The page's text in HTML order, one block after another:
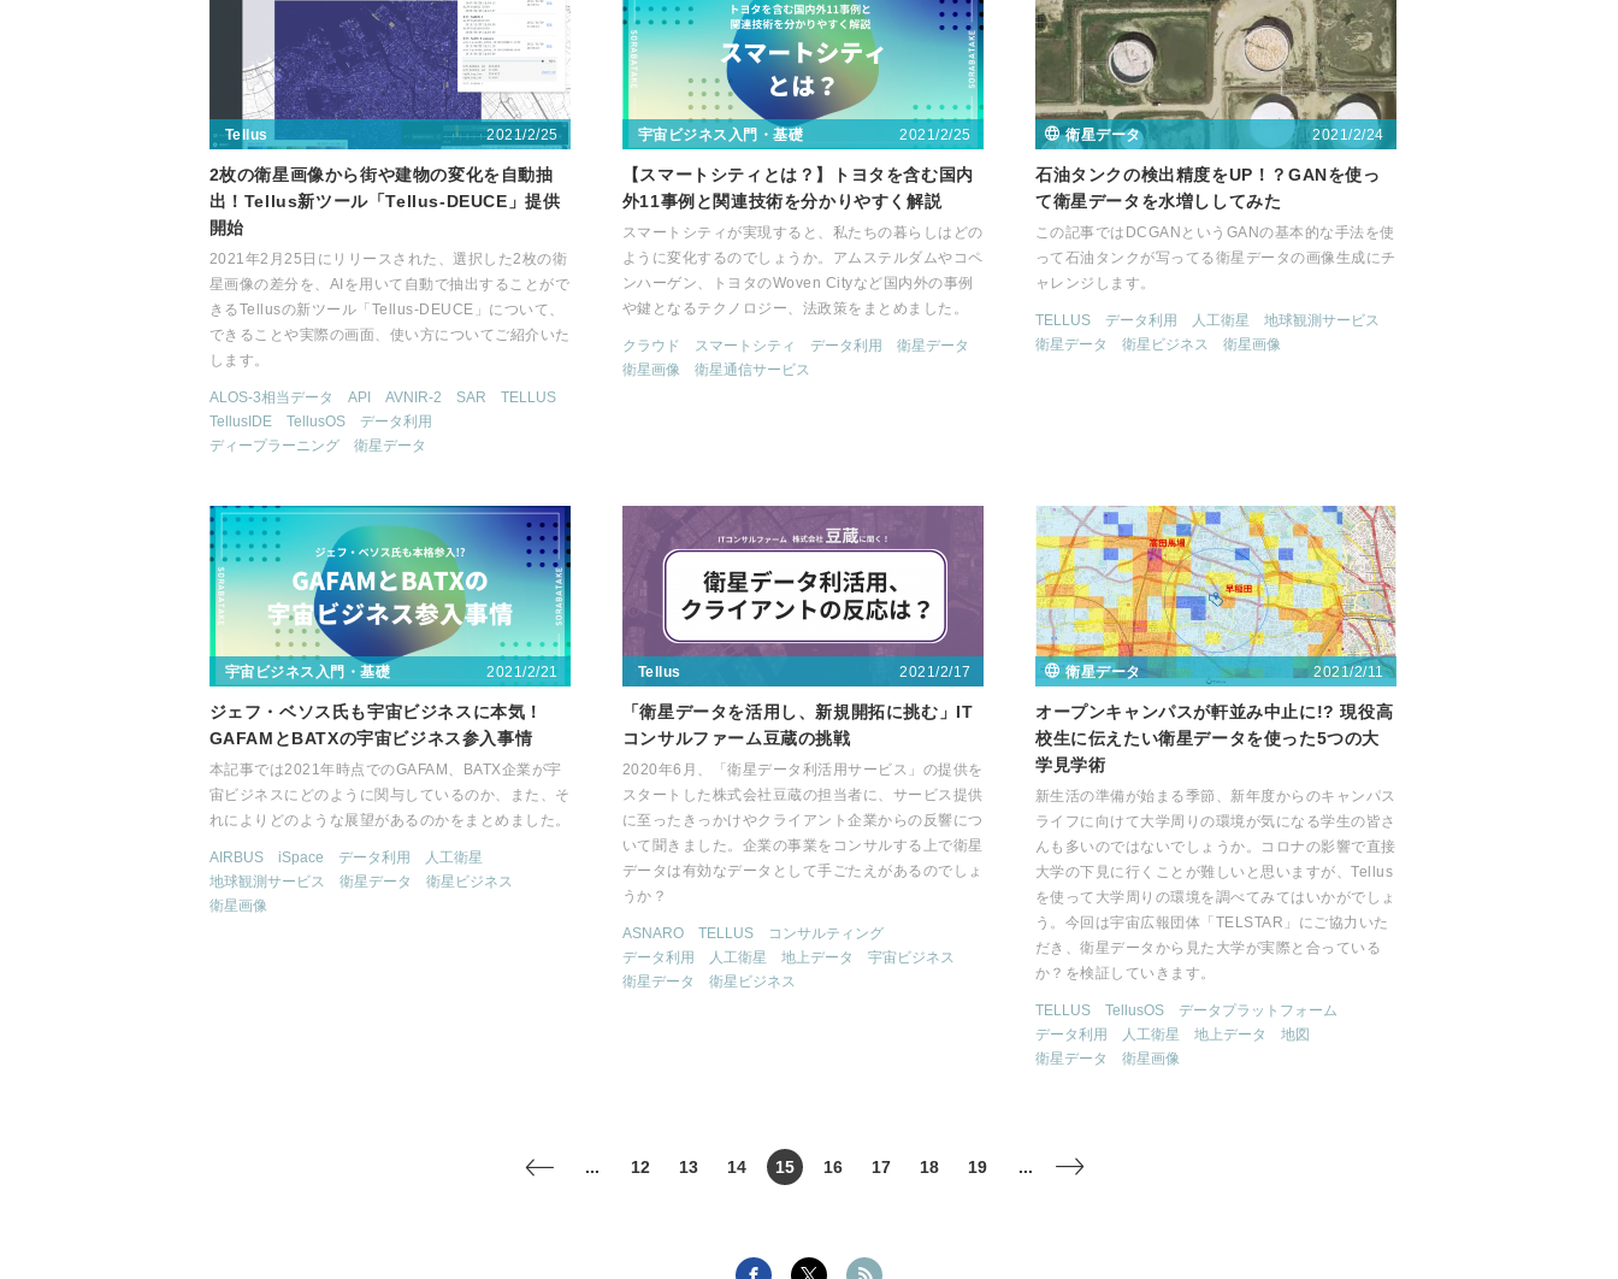
Tellus 2021/2/25
2枚の衛星画像から街や建物の変化を自動抽
出！Tellus新ツール「Tellus-DEUCE」提供
開始
2021年2月25日にリリースされた、選択した2枚の衛
星画像の差分を、AIを用いて自動で抽出することがで
きるTellusの新ツール「Tellus-DEUCE」について、
できることや実際の画面、使い方についてご紹介いた
します。
ALOS-3相当データ API AVNIR-2 SAR
TELLUS
TellusIDE
TellusOS
データ利用
ディープラーニング
衛星データ
宇宙ビジネス入門・基礎 2021/2/25
【スマートシティとは？】トヨタを含む国内
外11事例と関連技術を分かりやすく解説
スマートシティが実現すると、私たちの暮らしはどの
ように変化するのでしょうか。アムステルダムやコペ
ンハーゲン、トヨタのWoven Cityなど国内外の事例
や鍵となるテクノロジー、法政策をまとめました。
クラウド スマートシティ データ利用
衛星データ
衛星画像
衛星通信サービス
衛星データ 2021/2/24
石油タンクの検出精度をUP！？GANを使っ
て衛星データを水増ししてみた
この記事ではDCGANというGANの基本的な手法を使
って石油タンクが写ってる衛星データの画像生成にチ
ャレンジします。
TELLUS データ利用 人工衛星
地球観測サービス
衛星データ
衛星ビジネス 衛星画像
宇宙ビジネス入門・基礎 2021/2/21
ジェフ・ベソス氏も宇宙ビジネスに本気！
GAFAMとBATXの宇宙ビジネス参入事情
本記事では2021年時点でのGAFAM、BATX企業が宇
宙ビジネスにどのように関与しているのか、また、そ
れによりどのような展望があるのかをまとめました。
AIRBUS iSpace データ利用
人工衛星
地球観測サービス
衛星データ
衛星ビジネス
衛星画像
Tellus 2021/2/17
「衛星データを活用し、新規開拓に挑む」IT
コンサルファーム豆蔵の挑戦
2020年6月、「衛星データ利活用サービス」の提供を
スタートした株式会社豆蔵の担当者に、サービス提供
に至ったきっかけやクライアント企業からの反響につ
いて聞きました。企業の事業をコンサルする上で衛星
データは有効なデータとして手ごたえがあるのでしょ
うか？
ASNARO TELLUS
コンサルティング
データ利用
人工衛星 地上データ
宇宙ビジネス
衛星データ
衛星ビジネス
衛星データ 2021/2/11
オープンキャンパスが軒並み中止に!? 現役高
校生に伝えたい衛星データを使った5つの大
学見学術
新生活の準備が始まる季節、新年度からのキャンパス
ライフに向けて大学周りの環境が気になる学生の皆さ
んも多いのではないでしょうか。コロナの影響で直接
大学の下見に行くことが難しいと思いますが、Tellus
を使って大学周りの環境を調べてみてはいかがでしょ
う。今回は宇宙広報団体「TELSTAR」にご協力いた
だき、衛星データから見た大学が実際と合っている
か？を検証していきます。
TELLUS TellusOS
データプラットフォーム
データ利用
人工衛星 地上データ
地図
衛星データ
衛星画像
< ... 12 13 14 15 16 17 18 19 ... >